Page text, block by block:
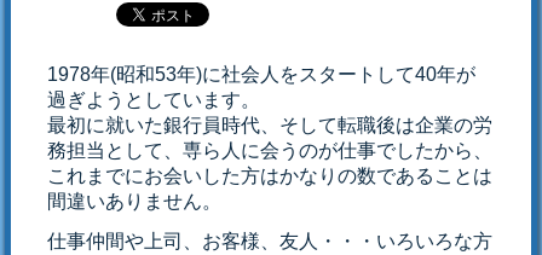
1978年(昭和53年)に社会人をスタートして40年が
過ぎようとしています。
最初に就いた銀行員時代、そして転職後は企業の労
務担当として、専ら人に会うのが仕事でしたから、
これまでにお会いした方はかなりの数であることは
間違いありません。
仕事仲間や上司、お客様、友人・・・いろいろな方